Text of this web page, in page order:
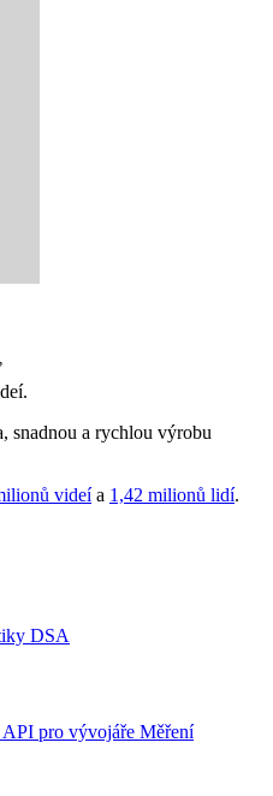
snadnou a rychlou výrobu
videía 1,42 milionů lidí.
DSA
API pro vývojáře Měření